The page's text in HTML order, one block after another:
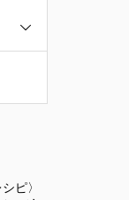
ピ〉